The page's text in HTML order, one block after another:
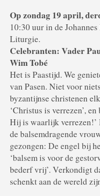
Op zondag 19 april,
10:30 uur in de
Liturgie.
Celebranten: Vader
Wim Tobé
Het is Paastijd. We
van Pasen. Niet voor
byzantijnse christenen
‘Christus is verrezen’,
Hij is waarlijk verrezen!’
de balsemdragende
gezongen: De engel bij
‘balsem is voor de
bederf vrij’. Verkondigt
schenkt aan de wereld